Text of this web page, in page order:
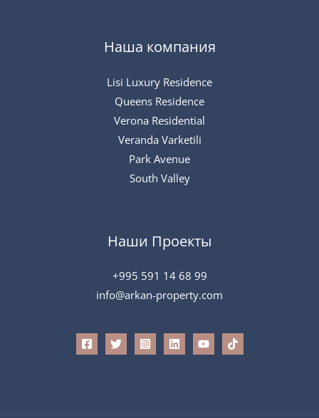
Наша компания
Lisi Luxury Residence
Queens Residence
Verona Residential
Veranda Varketili
Park Avenue
South Valley
Наши Проекты
+995 591 14 68 99
info@arkan-property.com